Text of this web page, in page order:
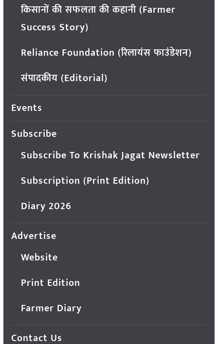
किसानों की सफलता की कहानी (Farmer
Success Story)
Reliance Foundation (रिलायंस फाउंडेशन)
संपादकीय (Editorial)
Events
Subscribe
Subscribe To Krishak Jagat Newsletter
Subscription (Print Edition)
Diary 2026
Advertise
Website
Print Edition
Farmer Diary
Contact Us